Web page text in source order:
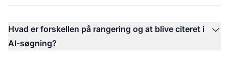
Hvad er forskellen på rangering og at blive citeret i
AI-søgning?